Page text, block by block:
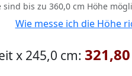
bis zu 360,0 cm Höhe
Wie messe ich die Höhe
x 245,0 cm: